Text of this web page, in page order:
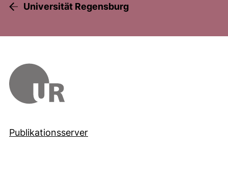
Universität Regensburg
Publikationsserver